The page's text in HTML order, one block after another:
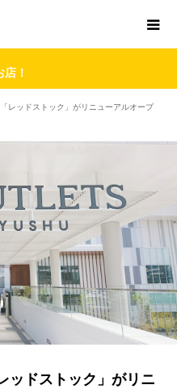
！
レッドストック」がリニューアルオープ
ッドストック」がリニ